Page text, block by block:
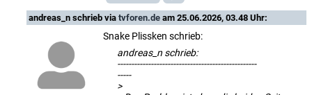
andreas_n schrieb via tvforen.de am 25.06.2026, 03.48 Uhr:
Snake Plissken schrieb:
andreas_n schrieb:
--------------------------------------------------
-----
>